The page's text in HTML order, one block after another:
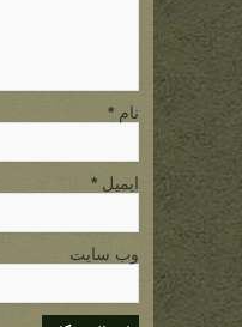
نام *
ایمیل *
وب سایت